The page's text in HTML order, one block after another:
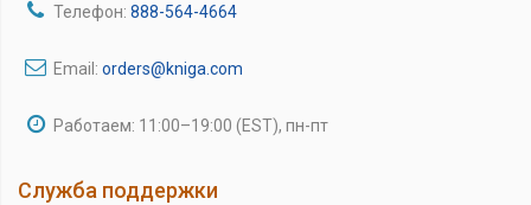
Телефон: 888-564-4664
Email: orders@kniga.com
Работаем: 11:00–19:00 (EST), пн-пт
Служба поддержки